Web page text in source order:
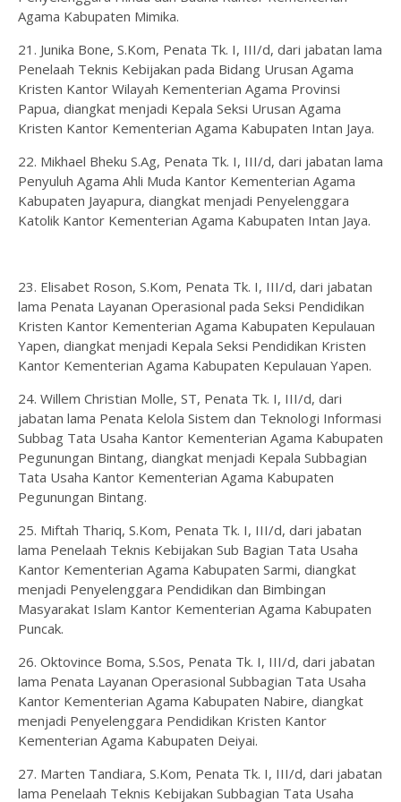
Agama Kabupaten Mimika.
21. Junika Bone, S.Kom, Penata Tk. I, III/d, dari jabatan lama
Penelaah Teknis Kebijakan pada Bidang Urusan Agama
Kristen Kantor Wilayah Kementerian Agama Provinsi
Papua, diangkat menjadi Kepala Seksi Urusan Agama
Kristen Kantor Kementerian Agama Kabupaten Intan Jaya.
22. Mikhael Bheku S.Ag, Penata Tk. I, III/d, dari jabatan lama
Penyuluh Agama Ahli Muda Kantor Kementerian Agama
Kabupaten Jayapura, diangkat menjadi Penyelenggara
Katolik Kantor Kementerian Agama Kabupaten Intan Jaya.
23. Elisabet Roson, S.Kom, Penata Tk. I, III/d, dari jabatan
lama Penata Layanan Operasional pada Seksi Pendidikan
Kristen Kantor Kementerian Agama Kabupaten Kepulauan
Yapen, diangkat menjadi Kepala Seksi Pendidikan Kristen
Kantor Kementerian Agama Kabupaten Kepulauan Yapen.
24. Willem Christian Molle, ST, Penata Tk. I, III/d, dari
jabatan lama Penata Kelola Sistem dan Teknologi Informasi
Subbag Tata Usaha Kantor Kementerian Agama Kabupaten
Pegunungan Bintang, diangkat menjadi Kepala Subbagian
Tata Usaha Kantor Kementerian Agama Kabupaten
Pegunungan Bintang.
25. Miftah Thariq, S.Kom, Penata Tk. I, III/d, dari jabatan
lama Penelaah Teknis Kebijakan Sub Bagian Tata Usaha
Kantor Kementerian Agama Kabupaten Sarmi, diangkat
menjadi Penyelenggara Pendidikan dan Bimbingan
Masyarakat Islam Kantor Kementerian Agama Kabupaten
Puncak.
26. Oktovince Boma, S.Sos, Penata Tk. I, III/d, dari jabatan
lama Penata Layanan Operasional Subbagian Tata Usaha
Kantor Kementerian Agama Kabupaten Nabire, diangkat
menjadi Penyelenggara Pendidikan Kristen Kantor
Kementerian Agama Kabupaten Deiyai.
27. Marten Tandiara, S.Kom, Penata Tk. I, III/d, dari jabatan
lama Penelaah Teknis Kebijakan Subbagian Tata Usaha